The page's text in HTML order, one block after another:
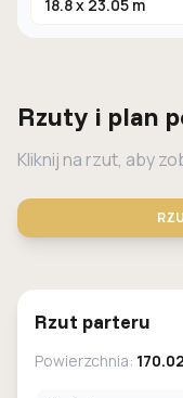
18.8 x 23.05 m
Rzuty i plan
Kliknij na rzut, aby
Rzut parteru
Powierzchnia: